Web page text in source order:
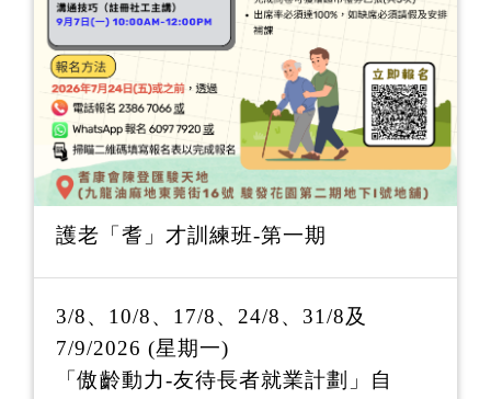
護老「耆」才訓練班-第一期
3/8、10/8、17/8、24/8、31/8及
7/9/2026 (星期一)
「傲齡動力-友待長者就業計劃」自